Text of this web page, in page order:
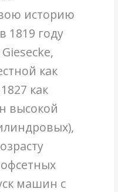
историю
1819 году
как
как
высокой
машин с